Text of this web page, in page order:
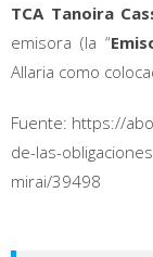
TCA Tanoira
emisora (la “
Allaria como
Fuente: https://
de-las-
mirai/39498